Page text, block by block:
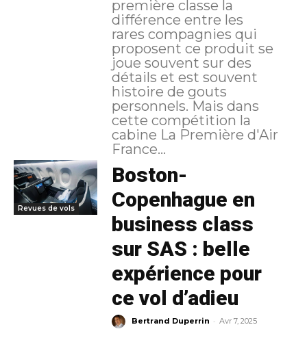
première classe la
différence entre les
rares compagnies qui
proposent ce produit se
joue souvent sur des
détails et est souvent
histoire de gouts
personnels. Mais dans
cette compétition la
cabine La Première d'Air
France...
Revues de vols
Boston-
Copenhague en
business class
sur SAS : belle
expérience pour
ce vol d’adieu
Bertrand Duperrin - Avr 7, 2025